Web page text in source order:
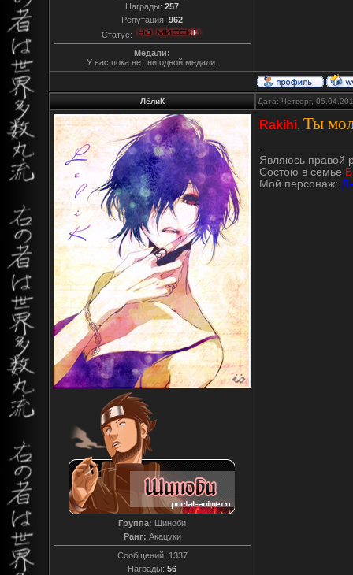
Награды: 257
Репутация: 962
Статус:
Медали:
У вас пока нет ни одной медали.
ЛёлиК Дата: Четверг,
Группа: Шиноби
Ранг: Акацуки
Сообщений: 1337
Награды: 56
Rakihi, Ты
Являюсь правой
Состою в семье
Мой персонаж: